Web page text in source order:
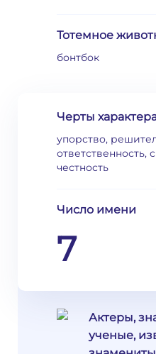
Тотемное
бонтбок
Черты
упорство,
ответственность,
честность
Число имени
7
Актеры,
ученые,